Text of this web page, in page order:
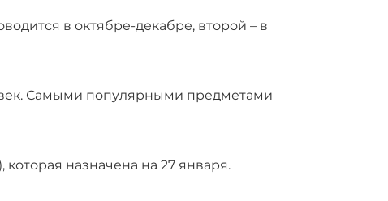
в октябре-декабре, второй – в
Самыми популярными предметами
назначена на 27 января.